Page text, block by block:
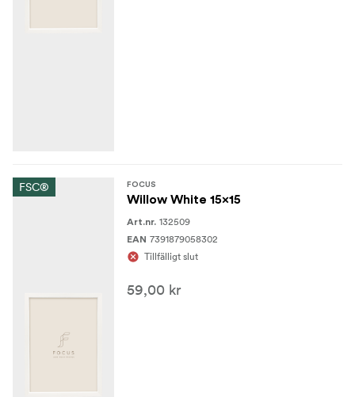
FSC® FOCUS
Willow White 15x15
Art.nr. 132509
EAN 7391879058302
Tillfälligt slut
59,00 kr